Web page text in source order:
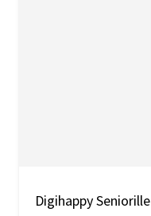
Digihappy Seniorille